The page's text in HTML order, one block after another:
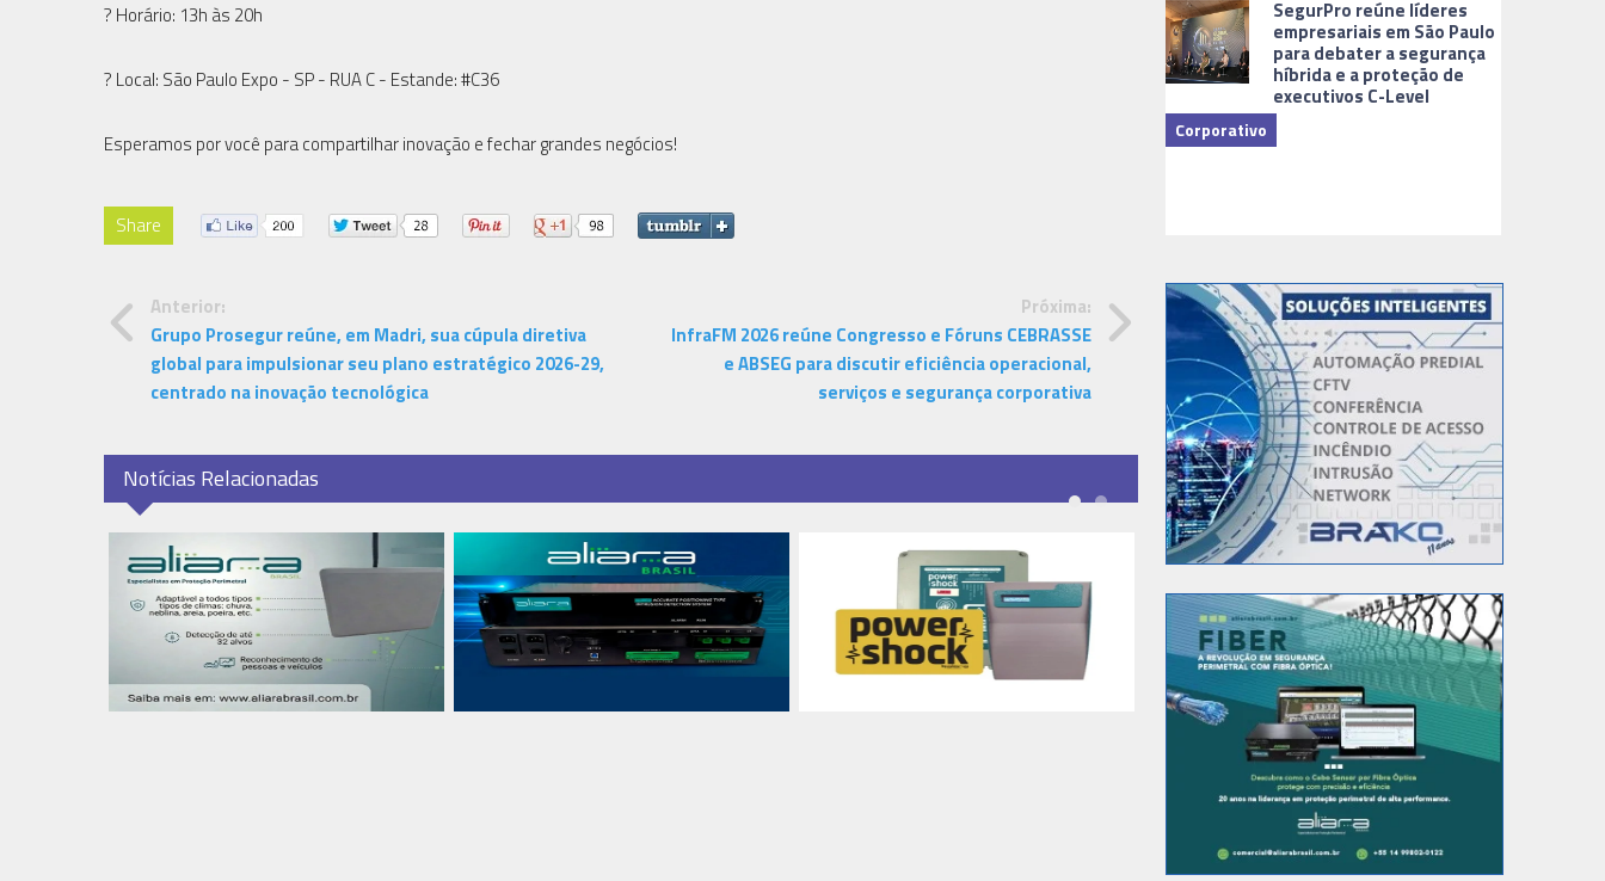
? Horário: 13h às 20h
? Local: São Paulo Expo - SP - RUA C - Estande: #C36
Esperamos por você para compartilhar inovação e fechar grandes negócios!
Share
Anterior:
Grupo Prosegur reúne, em Madri, sua cúpula diretiva
global para impulsionar seu plano estratégico 2026-29,
centrado na inovação tecnológica
Próxima:
InfraFM 2026 reúne Congresso e Fóruns CEBRASSE
e ABSEG para discutir eficiência operacional,
serviços e segurança corporativa
Notícias Relacionadas
SegurPro reúne líderes
empresariais em São Paulo
para debater a segurança
híbrida e a proteção de
executivos C-Level
Corporativo